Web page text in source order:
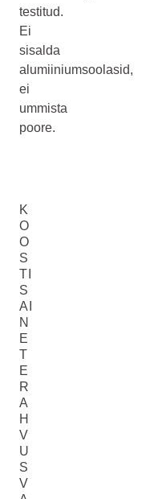
testitud.
Ei
sisalda
alumiiniumsoolasid,
ei
ummista
poore.
K
O
O
S
TI
S
AI
N
E
T
E
R
A
H
V
U
S
V